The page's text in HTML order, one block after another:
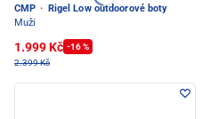
CMP ·
Rigel Low outdoorové boty
Muži
1.999 Kč -16 %
2.399 Kč